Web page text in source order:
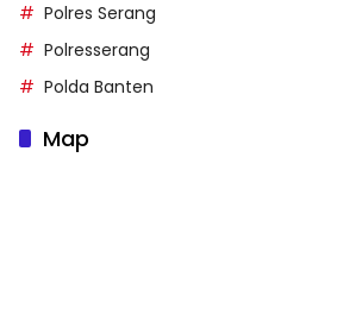
Polres Serang
Polresserang
Polda Banten
Map